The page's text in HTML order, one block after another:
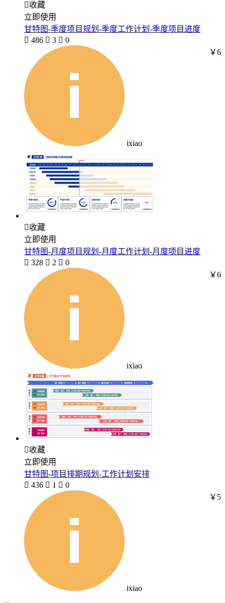
收藏
立即使用
甘特图-季度项目规划-季度工作计划-季度项目进度
 486  3  0
ixiao
￥6
收藏
立即使用
甘特图-月度项目规划-月度工作计划-月度项目进度
 328  2  0
ixiao
￥6
收藏
立即使用
甘特图-项目排期规划-工作计划安排
 436  1  0
ixiao
￥5